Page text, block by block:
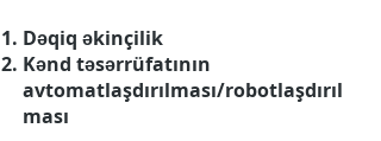
Dəqiq əkinçilik
Kənd təsərrüfatının
avtomatlaşdırılması/robotlaşdırıl
ması